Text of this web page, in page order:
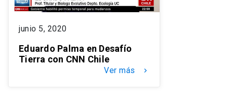
junio 5, 2020
Eduardo Palma en Desafío
Tierra con CNN Chile
Ver más keyboard_arrow_right